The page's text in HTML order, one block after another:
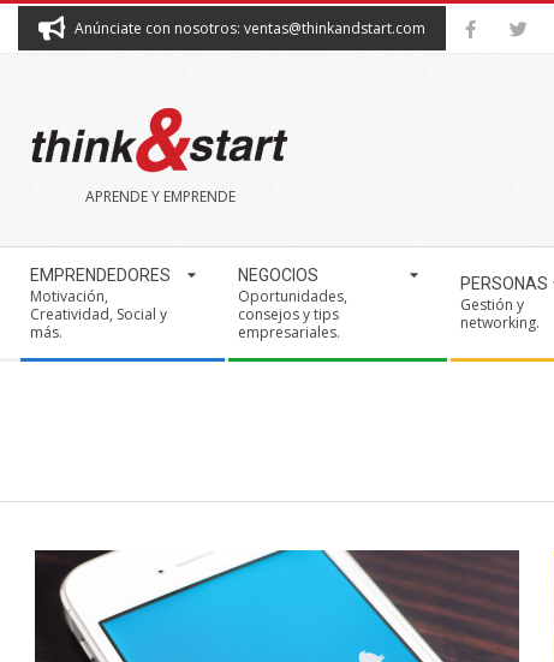
Anúnciate con nosotros: ventas@thinkandstart.com
THINK&START
APRENDE Y EMPRENDE
Navigation
Menu
EMPRENDEDORES
Motivación,
Creatividad, Social y
más.
NEGOCIOS
Oportunidades,
consejos y tips
empresariales.
PERSONAS
Gestión y
networking.